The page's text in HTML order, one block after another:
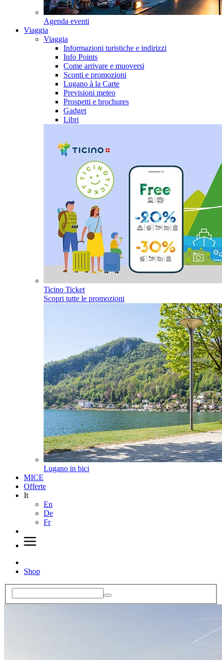
Agenda eventi
Viaggia
Viaggia
Informazioni turistiche e indirizzi
Info Points
Come arrivare e muoversi
Sconti e promozioni
Lugano à la Carte
Previsioni meteo
Prospetti e brochures
Gadget
Libri
Ticino Ticket
Scopri tutte le promozioni
Lugano in bici
MICE
Offerte
It
En
De
Fr
Shop